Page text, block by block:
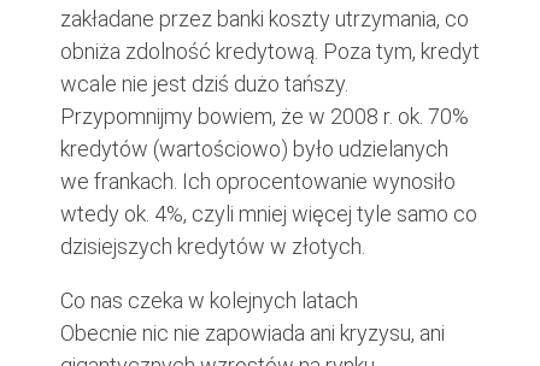
zakładane przez banki koszty utrzymania, co
obniża zdolność kredytową. Poza tym, kredyt
wcale nie jest dziś dużo tańszy.
Przypomnijmy bowiem, że w 2008 r. ok. 70%
kredytów (wartościowo) było udzielanych
we frankach. Ich oprocentowanie wynosiło
wtedy ok. 4%, czyli mniej więcej tyle samo co
dzisiejszych kredytów w złotych.
Co nas czeka w kolejnych latach
Obecnie nic nie zapowiada ani kryzysu, ani